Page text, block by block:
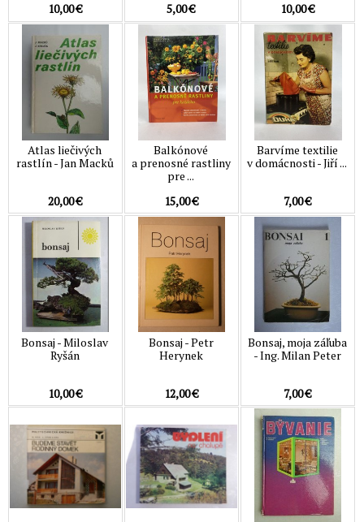
10,00 €
5,00 €
10,00 €
Atlas liečivých
rastlín - Jan Macků
20,00 €
Balkónové
a prenosné rastliny
pre ...
15,00 €
Barvíme textilie
v domácnosti - Jiří ...
7,00 €
Bonsaj - Miloslav
Ryšán
10,00 €
Bonsaj - Petr
Herynek
12,00 €
Bonsaj, moja záľuba
- Ing. Milan Peter
7,00 €